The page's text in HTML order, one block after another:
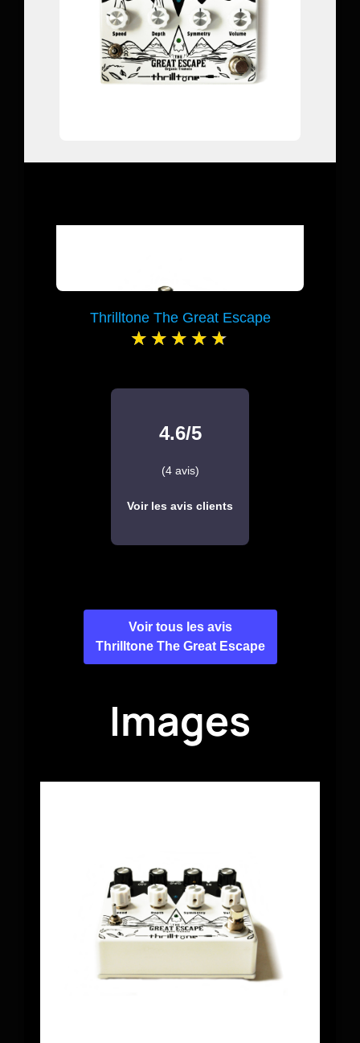
Thrilltone The Great Escape
4.6/5
(4 avis)
Voir les avis clients
Voir tous les avis
Thrilltone The Great Escape
Images